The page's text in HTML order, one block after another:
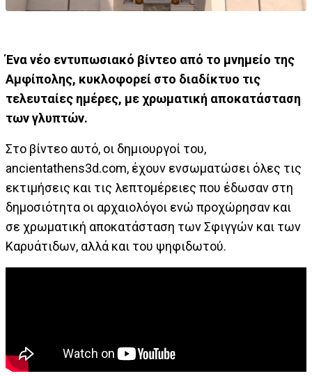
Ένα νέο εντυπωσιακό βίντεο από το μνημείο της
Αμφίπολης, κυκλοφορεί στο διαδίκτυο τις
τελευταίες ημέρες, με χρωματική αποκατάσταση
των γλυπτών.
Στο βίντεο αυτό, οι δημιουργοί του,
ancientathens3d.com, έχουν ενσωματώσει όλες τις
εκτιμήσεις και τις λεπτομέρειες που έδωσαν στη
δημοσιότητα οι αρχαιολόγοι ενώ προχώρησαν και
σε χρωματική αποκατάσταση των Σφιγγών και των
Καρυάτιδων, αλλά και του ψηφιδωτού.